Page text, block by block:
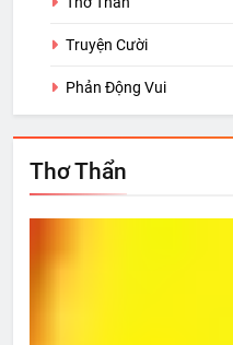
Truyện Cười
Phản Động Vui
Thơ Thẩn